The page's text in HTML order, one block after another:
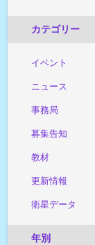
カテゴリー
イベント
ニュース
事務局
募集告知
教材
更新情報
衛星データ
年別